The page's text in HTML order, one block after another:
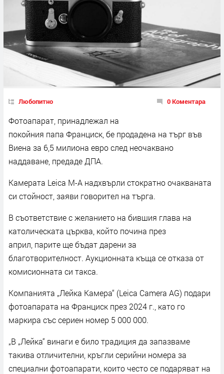
Любопитно 0 Коментара
Фотоапарат, принадлежал на
покойния папа Франциск, бе продадена на търг във
Виена за 6,5 милиона евро след неочаквано
наддаване, предаде ДПА.
Камерата Leica M-A надхвърли стократно очакваната
си стойност, заяви говорител на търга.
В съответствие с желанието на бившия глава на
католическата църква, който почина през
април, парите ще бъдат дарени за
благотворителност. Аукционната къща се отказа от
комисионната си такса.
Компанията „Лейка Камера“ (Leica Camera AG) подари
фотоапарата на Франциск през 2024 г., като го
маркира със сериен номер 5 000 000.
„В „Лейка“ винаги е било традиция да запазваме
такива отличителни, кръгли серийни номера за
специални фотоапарати, които често се подаряват на